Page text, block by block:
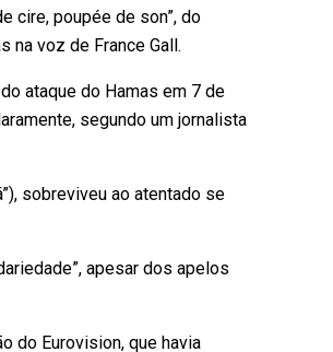
cire, poupée de son”, do
na voz de France Gall.
ataque do Hamas em 7 de
segundo um jornalista
sobreviveu ao atentado se
apesar dos apelos
do Eurovision, que havia